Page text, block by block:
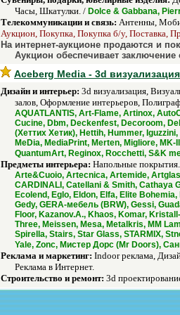
Часы, Шкатулки. / Dolce & Gabbana,
Телекоммуникации и связь: Антенны,
Аукцион, Покупка, Покупка б/у, Поставка,
На интернет-аукционе продаются и
Аукцион обеспечивает
Aceberg Media - 3d
Дизайн и интерьер: 3d визуализация,
залов, Оформление интерьеров,
AQUATLANTIS, Art-Flame, Artinox,
Cucine, Dbm, Deckenfest, Decoroom,
(Хеттих Хетик), Hettih, Hummer,
MeDia, MediaPrint, Merten, Migliore,
QuantumArt, Reginox, Rocchetti, S&K
Предметы интерьера: Напольные
Arte&Cuoio, Artecnica, Artemide,
CARDINALI, Catellani & Smith, Cathaya
Ecolend, Eglo, Eldon, Elfa, Elite
Gedy, GERA-мебель (BRW), Gessi,
Floor, Kazanov.A., Khaos, Komar,
Three, Meissen, Mesa, Metalkris, MM
Spirella, Stairs, Star Glass, STARMIX,
Yale, Zonc, Мистер Дорс (Mr Doors),
Реклама и маркетинг: Indoor реклама,
Реклама в Интернет.
Строительство и ремонт: 3d